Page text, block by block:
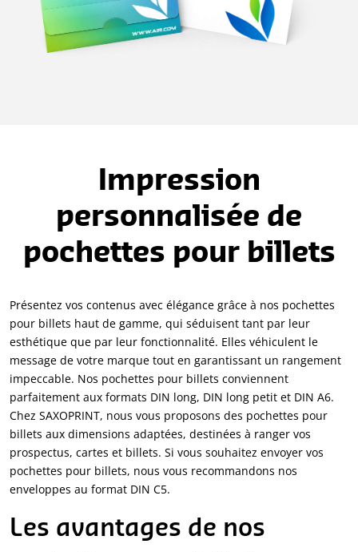
Impression
personnalisée de
pochettes pour billets
Présentez vos contenus avec élégance grâce à nos pochettes
pour billets haut de gamme, qui séduisent tant par leur
esthétique que par leur fonctionnalité. Elles véhiculent le
message de votre marque tout en garantissant un rangement
impeccable. Nos pochettes pour billets conviennent
parfaitement aux formats DIN long, DIN long petit et DIN A6.
Chez SAXOPRINT, nous vous proposons des pochettes pour
billets aux dimensions adaptées, destinées à ranger vos
prospectus, cartes et billets. Si vous souhaitez envoyer vos
pochettes pour billets, nous vous recommandons nos
enveloppes au format DIN C5.
Les avantages de nos